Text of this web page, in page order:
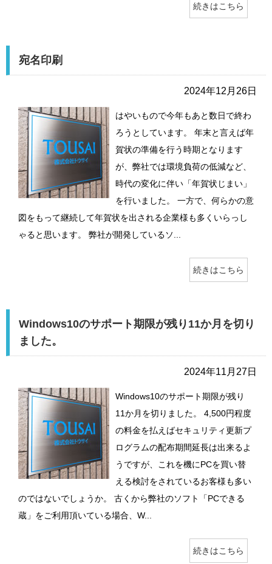
続きはこちら
宛名印刷
2024年12月26日
はやいもので今年もあと数日で終わ
ろうとしています。 年末と言えば年
賀状の準備を行う時期となります
が、弊社では環境負荷の低減など、
時代の変化に伴い「年賀状じまい」
を行いました。 一方で、何らかの意
図をもって継続して年賀状を出される企業様も多くいらっし
ゃると思います。 弊社が開発しているソ...
続きはこちら
Windows10のサポート期限が残り11か月を切り
ました。
2024年11月27日
Windows10のサポート期限が残り
11か月を切りました。 4,500円程度
の料金を払えばセキュリティ更新プ
ログラムの配布期間延長は出来るよ
うですが、これを機にPCを買い替
える検討をされているお客様も多い
のではないでしょうか。 古くから弊社のソフト「PCできる
蔵」をご利用頂いている場合、W...
続きはこちら